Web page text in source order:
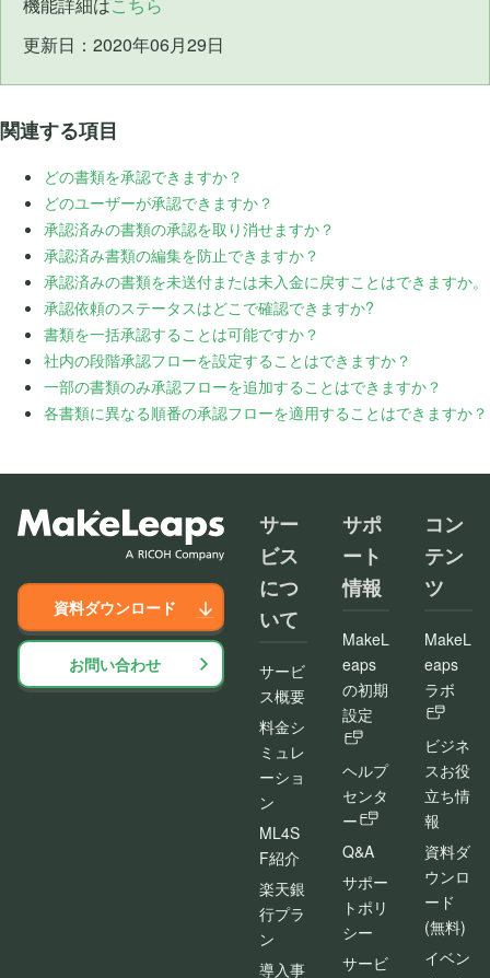
更新日：2020年06月29日
関連する項目
どの書類を承認できますか？
どのユーザーが承認できますか？
承認済みの書類の承認を取り消せますか？
承認済み書類の編集を防止できますか？
承認済みの書類を未送付または未入金に戻すことはできますか。
承認依頼のステータスはどこで確認できますか?
書類を一括承認することは可能ですか？
社内の段階承認フローを設定することはできますか？
一部の書類のみ承認フローを追加することはできますか？
各書類に異なる順番の承認フローを適用することはできますか？
資料ダウンロード
お問い合わせ
サー
ビス
につ
いて
サービ
ス概要
料金シ
ミュレ
ーショ
ン
ML4S
F紹介
楽天銀
行プラ
ン
導入事
サポ
ート
情報
MakeL
eaps
の初期
設定
ヘルプ
センタ
ー
Q&A
サポー
トポリ
シー
サービ
コン
テン
ツ
MakeL
eaps
ラボ
ビジネ
スお役
立ち情
報
資料ダ
ウンロ
ード
(無料)
イベン